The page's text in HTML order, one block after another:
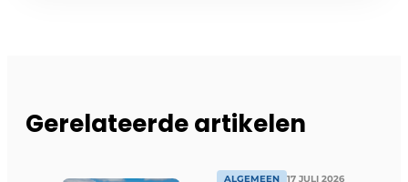
Gerelateerde artikelen
ALGEMEEN 17 JULI 2026